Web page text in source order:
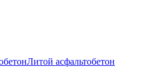
Литой асфальтобетон